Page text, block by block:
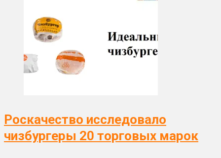
Роскачество исследовало
чизбургеры 20 торговых марок